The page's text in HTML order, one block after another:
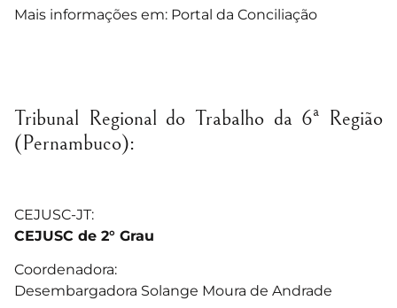
Mais informações em: Portal da Conciliação
Tribunal Regional do Trabalho da 6ª Região
(Pernambuco):
CEJUSC-JT:
CEJUSC de 2° Grau
Coordenadora:
Desembargadora Solange Moura de Andrade